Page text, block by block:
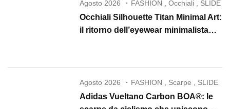
Agosto 2026 FASHION ,Occhiali SLIDE
Occhiali Silhouette Titan Minimal Art:
il ritorno dell’eyewear minimalista
Agosto 2026 FASHION Scarpe SLIDE
Adidas Vueltano Carbon BOA®: le